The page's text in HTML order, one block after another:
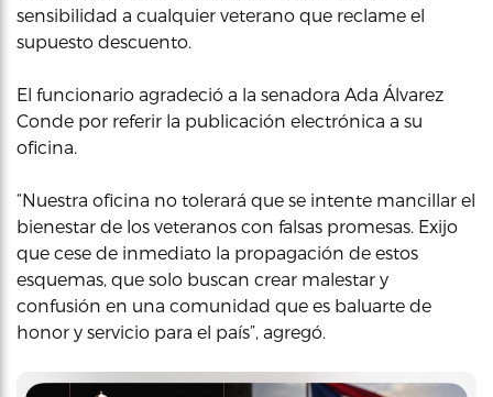
sensibilidad a cualquier veterano que reclame el
supuesto descuento.
El funcionario agradeció a la senadora Ada Álvarez
Conde por referir la publicación electrónica a su
oficina.
“Nuestra oficina no tolerará que se intente mancillar el
bienestar de los veteranos con falsas promesas. Exijo
que cese de inmediato la propagación de estos
esquemas, que solo buscan crear malestar y
confusión en una comunidad que es baluarte de
honor y servicio para el país”, agregó.